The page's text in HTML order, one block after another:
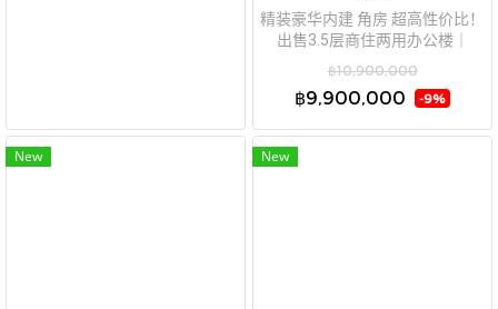
精装豪华内建 角房 超高性价比！
出售3.5层商住两用办公楼｜
｜近 Central EastVille｜急售
฿10,900,000
฿9,900,000 -9%
New New